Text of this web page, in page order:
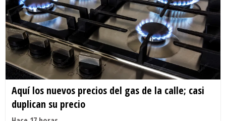
Aquí los nuevos precios del gas de la calle; casi
duplican su precio